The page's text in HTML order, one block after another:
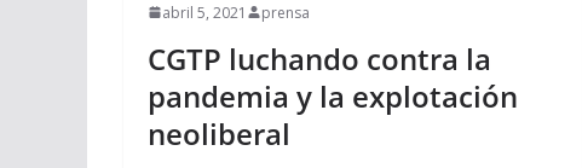
abril 5, 2021 prensa
CGTP luchando contra la
pandemia y la explotación
neoliberal